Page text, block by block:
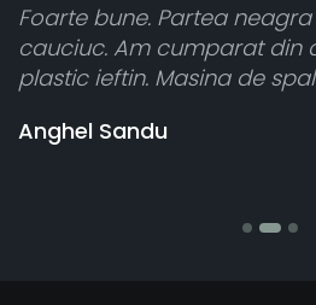
neagra chiar este din
din alta parte si era
de spalat nu se mai